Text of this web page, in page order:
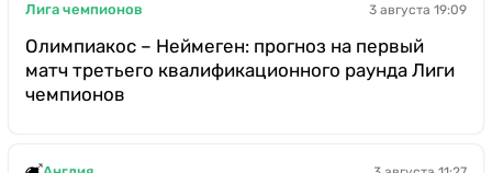
Лига чемпионов 3 августа 19:09
Олимпиакос – Неймеген: прогноз на первый
матч третьего квалификационного раунда Лиги
чемпионов